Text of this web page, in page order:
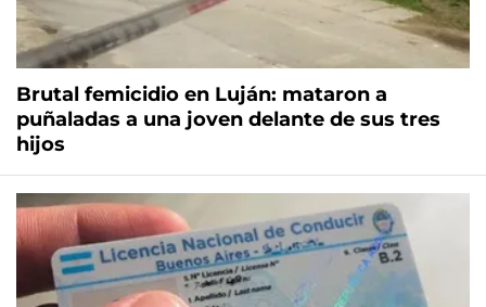
Brutal femicidio en Luján: mataron a
puñaladas a una joven delante de sus tres
hijos